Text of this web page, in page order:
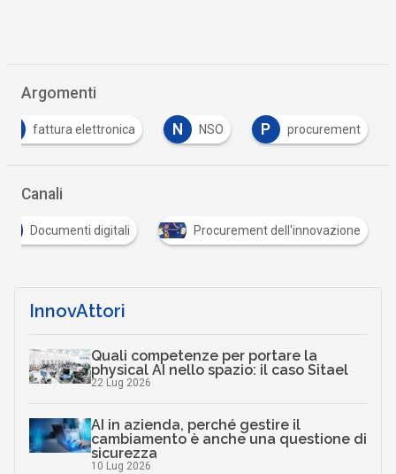
Argomenti
fattura elettronica N NSO P procurement
Canali
Documenti digitali Procurement dell'innovazione
InnovAttori
Quali competenze per portare la
physical AI nello spazio: il caso Sitael
22 Lug 2026
AI in azienda, perché gestire il
cambiamento è anche una questione di
sicurezza
10 Lug 2026